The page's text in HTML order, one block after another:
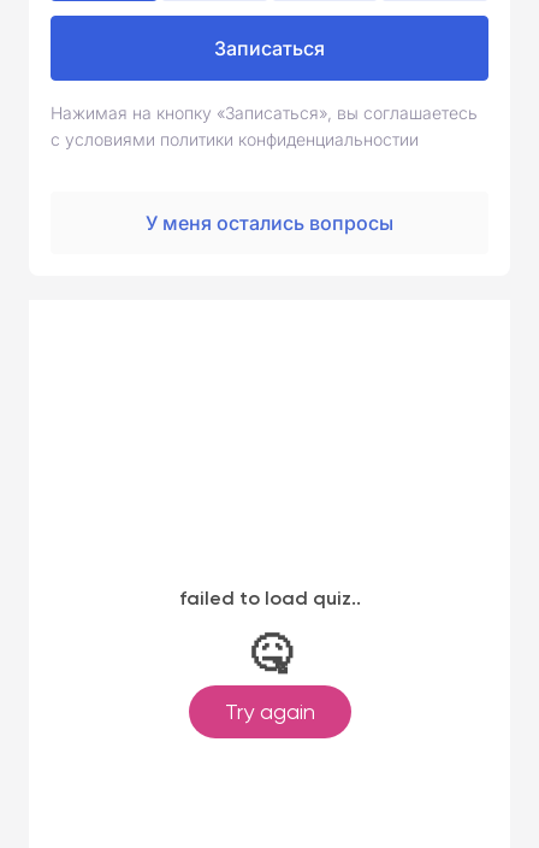
Записаться
Нажимая на кнопку «Записаться», вы соглашаетесь
с условиями политики конфиденциальностии
У меня остались вопросы